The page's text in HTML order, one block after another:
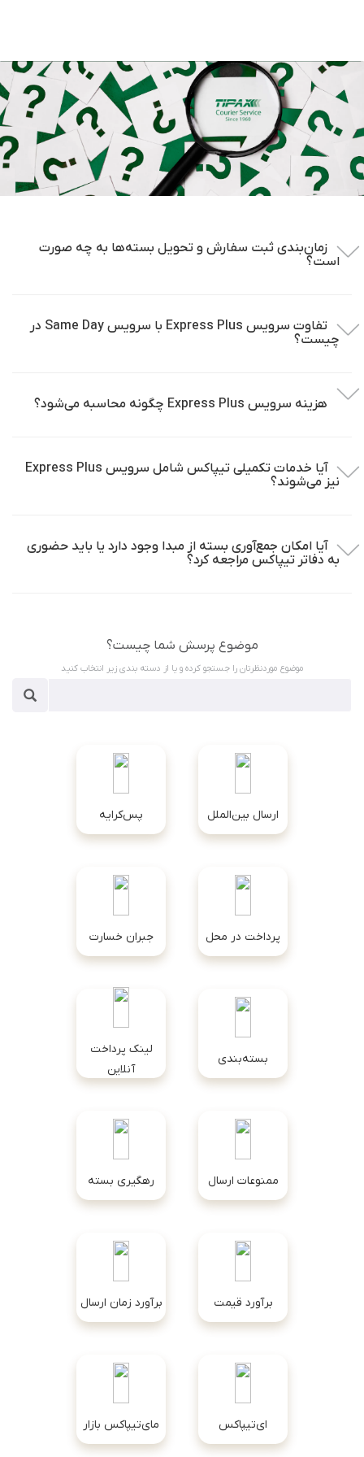
زمان‌بندی ثبت سفارش و تحویل بسته‌ها به چه صورت
است؟
تفاوت سرویس Express Plus با سرویس Same Day در
چیست؟
هزینه سرویس Express Plus چگونه محاسبه می‌شود؟
آیا خدمات تکمیلی تیپاکس شامل سرویس Express Plus
نیز می‌شوند؟
آیا امکان جمع‌آوری بسته از مبدا وجود دارد یا باید حضوری
به دفاتر تیپاکس مراجعه کرد؟
موضوع پرسش شما چیست؟
موضوع موردنظرتان را جستجو کرده و یا از دسته بندی زیر انتخاب کنید
ارسال بین‌الملل پس‌کرایه
پرداخت در محل جبران خسارت
بسته‌بندی
لینک پرداخت
آنلاین
ممنوعات ارسال رهگیری بسته
برآورد قیمت برآورد زمان ارسال
ای‌تیپاکس مای‌تیپاکس بازار